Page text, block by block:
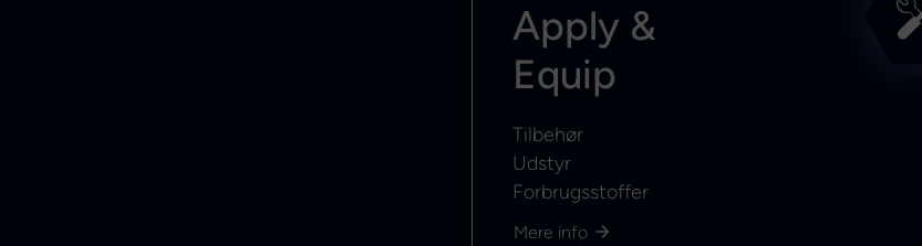
Apply &
Equip
Tilbehør
Udstyr
Forbrugsstoffer
Mere info